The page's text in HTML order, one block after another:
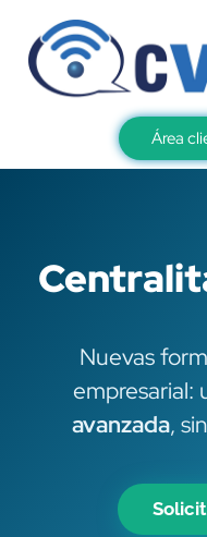
Área
Nuevas
empresarial:
avanzada,